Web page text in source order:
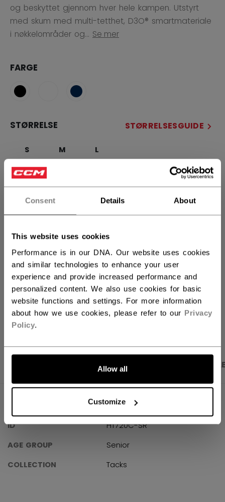
Consent Details About
This website uses cookies
Performance is in our DNA. Our website uses cookies
and similar technologies to enhance your user
experience and provide increased performance and
personalized content. We also use cookies for basic
website functions and settings. For more information
about how we use cookies, please refer to our Privacy
Policy.
Allow all
Customize
og beskyttet gjennom hver hele kampen. Utstyrt
med skum med multi-tetthet, D3O® smartmateriale
i nøkkelområder og... Se mer
FARGE
STØRRELSE STØRRELSESGUIDE
S M L
ANTALL
Fraktvilkår Gratis returer
ÅPNE SOSIALE
SPESIFIKASJONER
SPESIFIKASJONER
ID
HT720C-SR
AGE GROUP
Senior
COLLECTION
Tacks